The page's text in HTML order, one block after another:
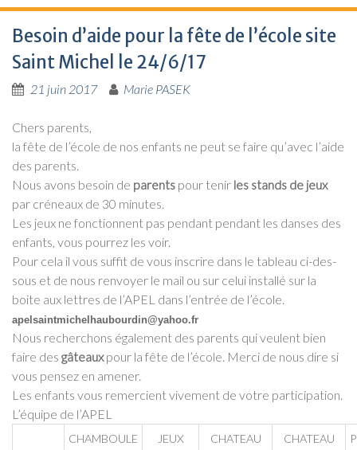
Besoin d’aide pour la fête de l’école site
Saint Michel le 24/6/17
21 juin 2017 Marie PASEK
Chers parents,
la fête de l’é­cole de nos enfants ne peut se faire qu’a­vec l’aide
des parents.
Nous avons besoin de parents pour tenir les stands de jeux
par cré­neaux de 30 minutes.
Les jeux ne fonc­tionnent pas pen­dant pen­dant les danses des
enfants, vous pour­rez les voir.
Pour cela il vous suf­fit de vous ins­crire dans le tableau ci-des­
sous et de nous ren­voyer le mail ou sur celui ins­tal­lé sur la
boite aux lettres de l’A­PEL dans l’en­trée de l’é­cole.
apelsaintmichelhaubourdin@yahoo.fr
Nous recher­chons éga­le­ment des parents qui veulent bien
faire des gâteauxpour la fête de l’é­cole. Mer­ci de nous dire si
vous pen­sez en ame­ner.
Les enfants vous remer­cient vive­ment de votre par­ti­ci­pa­tion.
L’é­quipe de l’A­PEL
CHAMBOULE
JEUX
CHATEAU
CHATEAU